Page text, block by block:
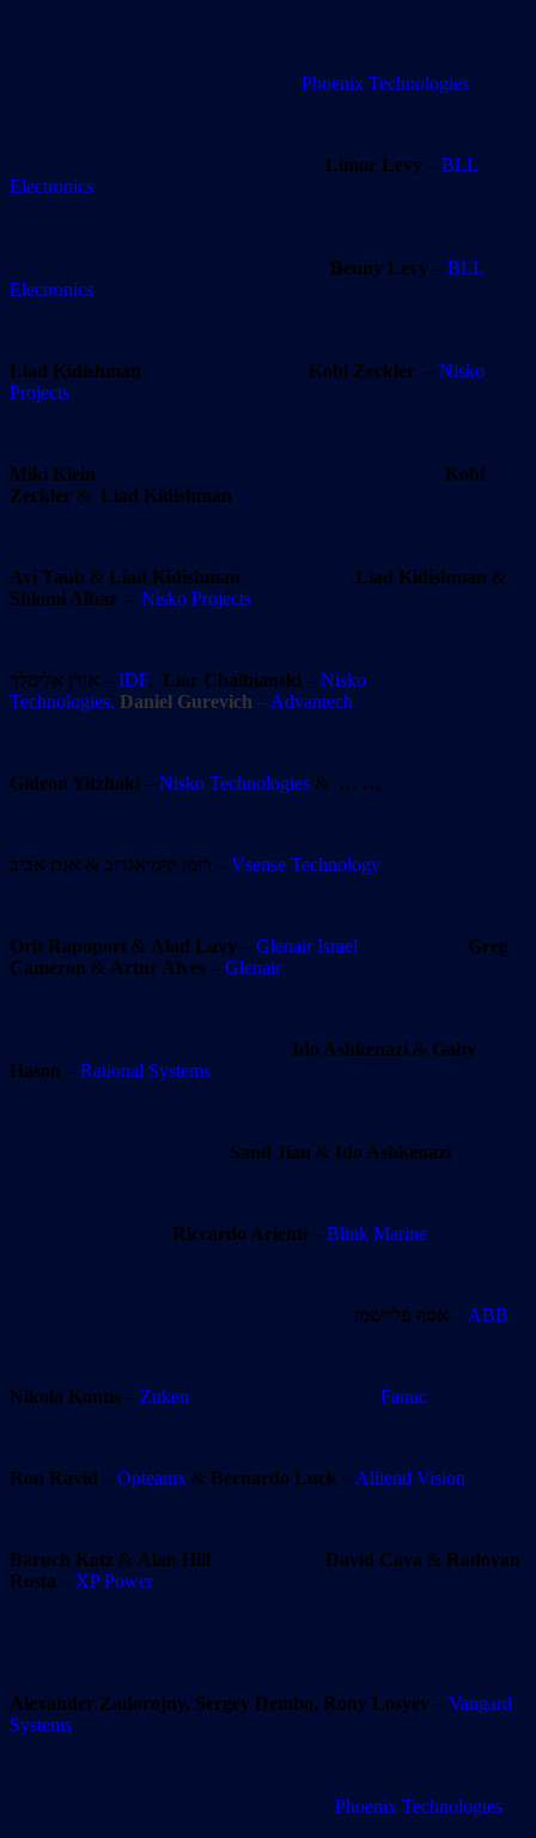
Phoenix Technologies
Limor Levy – BLL
Electronics
Benny Levy – BLL
Electronics
Liad Kidishman Kobi Zeckler – Nisko
Projects
Miki Klein Kobi
Zeckler & Liad Kidishman
Avi Taub & Liad Kidishman Liad Kidishman &
Shlomi Albaz – Nisko Projects
אורן אלימלך – IDF, Lior Chalbianski – Nisko
Technologies, Daniel Gurevich – Advantech
Gideon Yitzhaki – Nisko Technologies & … …
רומן קימיאגרוב & אנת אביב – Vsense Technology
Orit Rapoport & Alad Lavy – Glenair Israel
Greg
Cameron & Artur Alves – Glenair
Ido Ashkenazi & Gaby
Hason – Rational Systems
Sand Jian & Ido Ashkenazi
Riccardo Arienti – Blink Marine
אסף פליישמן – ABB
Nikola Kontis – Zuken Fanuc
Ron Ravid – Opteamx & Bernardo Luck – Alliend Vision
Baruch Katz & Alan Hill David Cava & Radovan
Rosta – XP Power
Alexander Zadorojny, Sergey Dembo, Rony Losyev – Vangard
Systems
Phoenix Technologies